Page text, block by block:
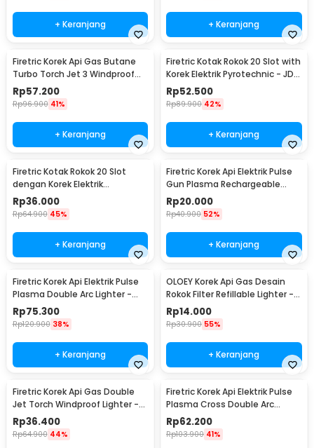
+ Keranjang + Keranjang
Firetric Korek Api Gas Butane
Turbo Torch Jet 3 Windproof
Lighter - PE-979
Rp57.200
Rp96.900 41%
+ Keranjang
Firetric Kotak Rokok 20 Slot with
Korek Elektrik Pyrotechnic - JD-
YH051
Rp52.500
Rp89.900 42%
+ Keranjang
Firetric Kotak Rokok 20 Slot
dengan Korek Elektrik
Pyrotechnic - HD-KS-A6
Rp36.000
Rp64.900 45%
+ Keranjang
Firetric Korek Api Elektrik Pulse
Gun Plasma Rechargeable
Lighter - MSDS
Rp20.000
Rp40.900 52%
+ Keranjang
Firetric Korek Api Elektrik Pulse
Plasma Double Arc Lighter -
HY-6008C
Rp75.300
Rp120.900 38%
+ Keranjang
OLOEY Korek Api Gas Desain
Rokok Filter Refillable Lighter -
XM19
Rp14.000
Rp30.900 55%
+ Keranjang
Firetric Korek Api Gas Double
Jet Torch Windproof Lighter -
PL-139
Rp36.400
Rp64.900 44%
Firetric Korek Api Elektrik Pulse
Plasma Cross Double Arc
Lighter - JL613-FD
Rp62.200
Rp103.900 41%